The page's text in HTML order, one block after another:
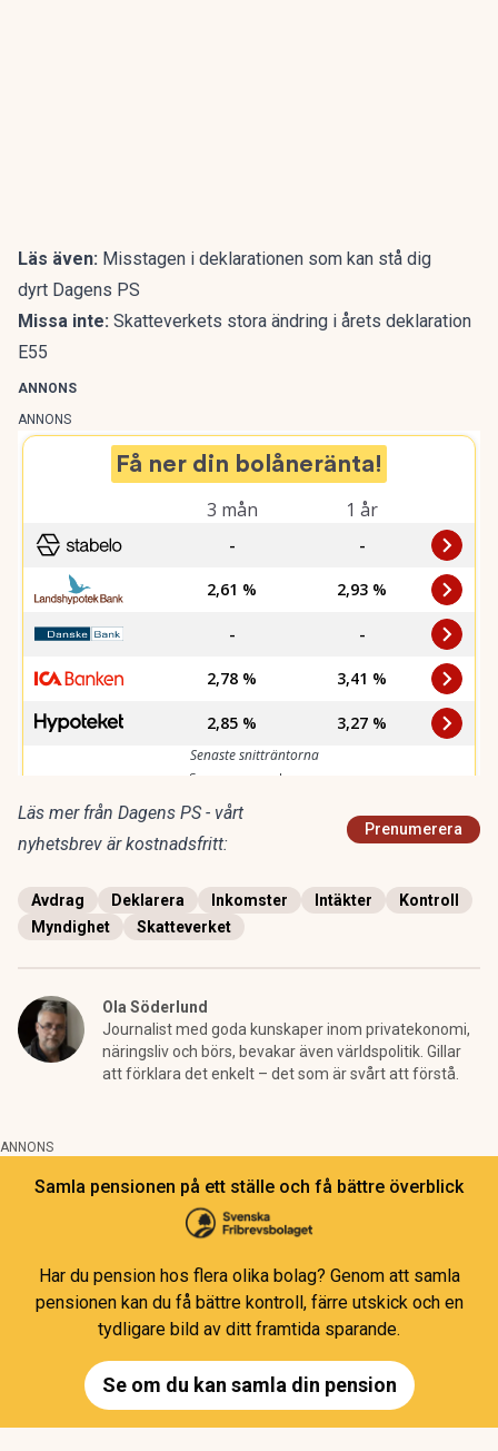
Läs även: Misstagen i deklarationen som kan stå dig
dyrt Dagens PS
Missa inte: Skatteverkets stora ändring i årets deklaration
E55
ANNONS
ANNONS
Läs mer från Dagens PS - vårt
nyhetsbrev är kostnadsfritt:
Prenumerera
Avdrag Deklarera Inkomster Intäkter
Kontroll
Myndighet
Skatteverket
Ola Söderlund
Journalist med goda kunskaper inom privatekonomi,
näringsliv och börs, bevakar även världspolitik. Gillar
att förklara det enkelt – det som är svårt att förstå.
ANNONS
Samla pensionen på ett ställe och få bättre överblick
Har du pension hos flera olika bolag? Genom att samla
pensionen kan du få bättre kontroll, färre utskick och en
tydligare bild av ditt framtida sparande.
Se om du kan samla din pension